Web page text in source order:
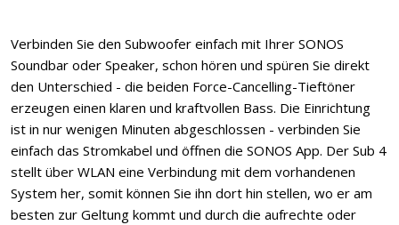
Verbinden Sie den Subwoofer einfach mit Ihrer SONOS
Soundbar oder Speaker, schon hören und spüren Sie direkt
den Unterschied - die beiden Force-Cancelling-Tieftöner
erzeugen einen klaren und kraftvollen Bass. Die Einrichtung
ist in nur wenigen Minuten abgeschlossen - verbinden Sie
einfach das Stromkabel und öffnen die SONOS App. Der Sub 4
stellt über WLAN eine Verbindung mit dem vorhandenen
System her, somit können Sie ihn dort hin stellen, wo er am
besten zur Geltung kommt und durch die aufrechte oder